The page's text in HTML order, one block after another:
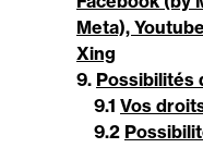
Meta),
Xing
9. Possibilités
9.1 Vos
9.2